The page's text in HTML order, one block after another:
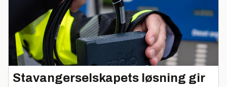
Stavangerselskapets løsning gir